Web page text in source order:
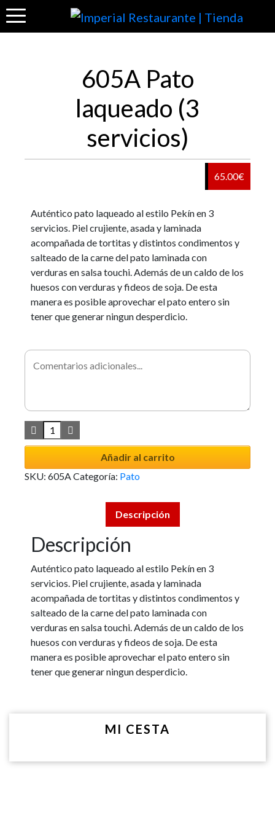
605A Pato
laqueado (3
servicios)
65.00€
Auténtico pato laqueado al estilo Pekín en 3
servicios. Piel crujiente, asada y laminada
acompañada de tortitas y distintos condimentos y
salteado de la carne del pato laminada con
verduras en salsa touchi. Además de un caldo de los
huesos con verduras y fideos de soja. De esta
manera es posible aprovechar el pato entero sin
tener que generar ningun desperdicio.
Añadir al carrito
SKU: 605A Categoría: Pato
Descripción
Descripción
Auténtico pato laqueado al estilo Pekín en 3
servicios. Piel crujiente, asada y laminada
acompañada de tortitas y distintos condimentos y
salteado de la carne del pato laminada con
verduras en salsa touchi. Además de un caldo de los
huesos con verduras y fideos de soja. De esta
manera es posible aprovechar el pato entero sin
tener que generar ningun desperdicio.
MI CESTA